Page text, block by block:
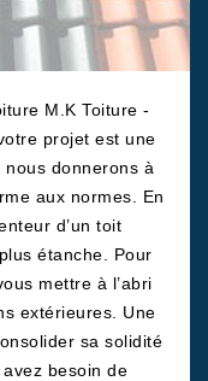
M.K Toiture -
projet est une
donnerons à
aux normes. En
d’un toit
étanche. Pour
mettre à l’abri
extérieures. Une
sa solidité
besoin de